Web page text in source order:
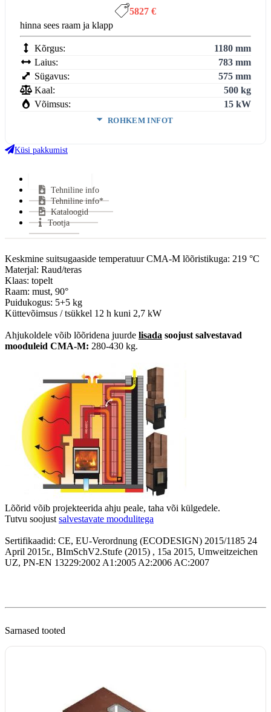
5827 €
hinna sees raam ja klapp
Kõrgus:
1180 mm
Laius:
783 mm
Sügavus:
575 mm
Kaal:
500 kg
Võimsus:
15 kW
ROHKEM INFOT
Ukse laius:
Kasutegur:
Keskmine puidu tarbimine:
Keskmine suitsugaaside temperatuur:
Miinimum tõmme:
CO tase (13% O2):
Klaasi kuju:
Küljeklaasiga
Uks avaneb:
Kütus:
Soojasalvestus element:
Vastab
CE, ECODESIGN, BImSchV2.Stufe, 15a
Garantii:
2 aastat
VÄHEM INFOT
Küsi pakkumist
Tehniline info
Tehniline info*
Kataloogid
Tootja
Keskmine suitsugaaside temperatuur CMA-M lõõristikuga: 219 °C
Materjal: Raud/teras
Klaas: topelt
Raam: must, 90°
Puidukogus: 5+5 kg
Küttevõimsus / tsükkel 12 h kuni 2,7 kW
Ahjukoldele võib lõõridena juurde lisada soojust salvestavad
mooduleid CMA-M: 280-430 kg.
Lõõrid võib projekteerida ahju peale, taha või külgedele.
Tutvu soojust salvestavate moodulitega
Sertifikaadid: CE, EU-Verordnung (ECODESIGN) 2015/1185 24
April 2015r., BImSchV2.Stufe (2015) , 15a 2015, Umweitzeichen
UZ, PN-EN 13229:2002 A1:2005 A2:2006 AC:2007
Sarnased tooted